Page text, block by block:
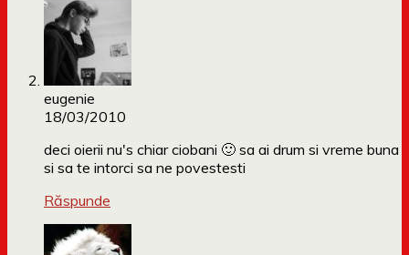
eugenie
18/03/2010
deci oierii nu's chiar ciobani 🙂 sa ai drum si vreme buna
si sa te intorci sa ne povestesti
Răspunde